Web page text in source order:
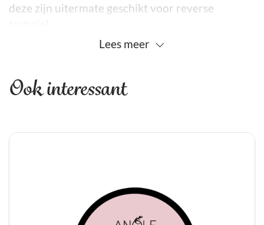
deze zijn uitermate geschikt voor reverse
dikke consistentie
behandeling
geschikt voor de reparaties: scheuren en hoekjes
bijbouwen
zeer geschikt voor de upperforms techniek
Alle harde gels van ANOLE zijn NIET zuur.
Lees meer
Ook interessant